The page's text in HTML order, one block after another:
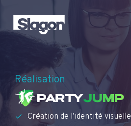
Réalisation
Création de l’identité visuelle